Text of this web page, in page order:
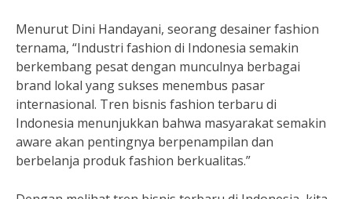
Menurut Dini Handayani, seorang desainer fashion
ternama, “Industri fashion di Indonesia semakin
berkembang pesat dengan munculnya berbagai
brand lokal yang sukses menembus pasar
internasional. Tren bisnis fashion terbaru di
Indonesia menunjukkan bahwa masyarakat semakin
aware akan pentingnya berpenampilan dan
berbelanja produk fashion berkualitas.”